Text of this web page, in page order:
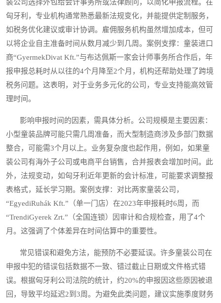
装公司选择外包给会计事务所或法律顾问，以简化申报流程。在
匈牙利，专业机构通常熟悉最新法规变化，并能提供定制服务，
如税务优化建议或审计协调。雇佣服务机构虽然增加成本，但可
以将企业自主准备时间从数月减少到几周。案例支撑：童装进口
商“GyermekDivat Kft.”与布达佩斯一家会计师事务所合作后，年
报申报总耗时从以往的4个月降至2个月，机构还帮助处理了跨境
税务问题。这表明，对于业务多元化的公司，专业支持能高效管
理时间。
影响申报时间的因素，需具体分析。公司规模是主要因素：
小型童装品牌可能只需几周准备，而大型制造商涉及多部门数据
整合，可能需3个月以上。业务复杂度也起作用，例如，如果童
装公司有海外子公司或电商平台销售，合并报表会增加时间。此
外，法规变动，如匈牙利近年更新的会计标准，可能要求调整报
表格式，延长学习期。案例支撑：对比两家童装公司，
“EgyediRuhák Kft.”（单一门店）在2023年申报耗时6周，而
“TrendiGyerek Zrt.”（全国连锁）因审计和合规检查，用了4个
月。这强调了个体差异在时间估算中的重要性。
常见错误和避免方法，能预防不必要延误。许多童装公司在
申报中犯的错误包括数据不一致、错过截止日期或文件格式错
误。根据匈牙利公司法院的统计，约20%的申报因这些原因被退
回，导致平均延迟2到3周。为避免此类问题，建议实施季度财务